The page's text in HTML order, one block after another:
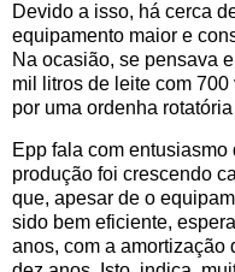
Devido a isso, há cerca
equipamento maior e
Na ocasião, se pensava
mil litros de leite com
por uma ordenha
Epp fala com
produção foi crescendo
que, apesar de o
sido bem eficiente,
anos, com a amortização